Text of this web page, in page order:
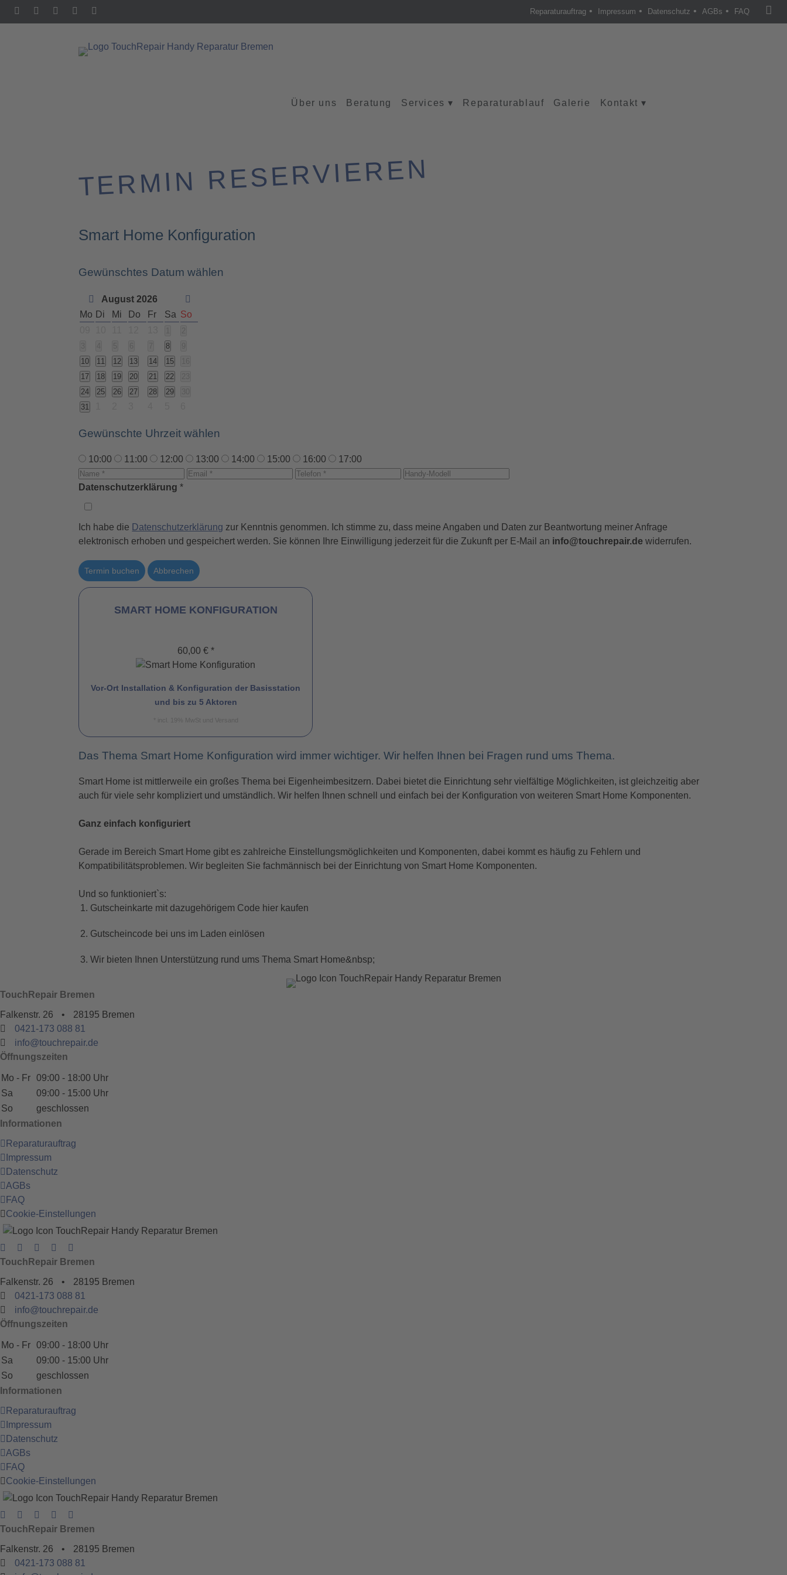
Reparaturauftrag • Impressum • Datenschutz • AGBs • FAQ
Über uns Beratung Services ▾ Reparaturablauf Galerie Kontakt ▾
TERMIN RESERVIEREN
Smart Home Konfiguration
Gewünschtes Datum wählen
August 2026
Mo Di Mi Do Fr Sa So
8
10
11 12 13 14 15
17
18 19 20 21 22
24
25 26 27 28 29
31
Gewünschte Uhrzeit wählen
10:00 11:00 12:00 13:00 14:00 15:00 16:00 17:00
Datenschutzerklärung *
Ich habe die Datenschutzerklärung zur Kenntnis genommen. Ich stimme zu, dass meine Angaben und Daten zur Beantwortung meiner Anfrage
elektronisch erhoben und gespeichert werden. Sie können Ihre Einwilligung jederzeit für die Zukunft per E-Mail an info@touchrepair.de widerrufen.
Termin buchen Abbrechen
SMART HOME KONFIGURATION
60,00 € *
Vor-Ort Installation & Konfiguration der Basisstation
und bis zu 5 Aktoren
* incl. 19% MwSt und Versand
Das Thema Smart Home Konfiguration wird immer wichtiger. Wir helfen Ihnen bei Fragen rund ums Thema.
Smart Home ist mittlerweile ein großes Thema bei Eigenheimbesitzern. Dabei bietet die Einrichtung sehr vielfältige Möglichkeiten, ist gleichzeitig aber
auch für viele sehr kompliziert und umständlich. Wir helfen Ihnen schnell und einfach bei der Konfiguration von weiteren Smart Home Komponenten.
Ganz einfach konfiguriert
Gerade im Bereich Smart Home gibt es zahlreiche Einstellungsmöglichkeiten und Komponenten, dabei kommt es häufig zu Fehlern und
Kompatibilitätsproblemen. Wir begleiten Sie fachmännisch bei der Einrichtung von Smart Home Komponenten.
Und so funktioniert`s:
Gutscheinkarte mit dazugehörigem Code hier kaufen
Gutscheincode bei uns im Laden einlösen
Wir bieten Ihnen Unterstützung rund ums Thema Smart Home&nbsp;
TouchRepair Bremen
Falkenstr. 26
•
28195 Bremen
0421-173 088 81
info@touchrepair.de
Öffnungszeiten
Mo - Fr 09:00 - 18:00 Uhr
Sa
09:00 - 15:00 Uhr
So
geschlossen
Informationen
Reparaturauftrag
Impressum
Datenschutz
AGBs
FAQ
Cookie-Einstellungen
TouchRepair Bremen
Falkenstr. 26
•
28195 Bremen
0421-173 088 81
info@touchrepair.de
Öffnungszeiten
Mo - Fr 09:00 - 18:00 Uhr
Sa
09:00 - 15:00 Uhr
So
geschlossen
Informationen
Reparaturauftrag
Impressum
Datenschutz
AGBs
FAQ
Cookie-Einstellungen
TouchRepair Bremen
Falkenstr. 26
•
28195 Bremen
0421-173 088 81